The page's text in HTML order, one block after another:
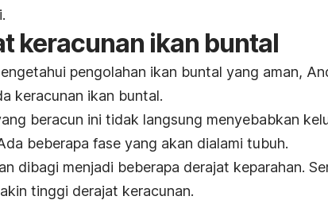
keracunan ikan buntal
pengolahan ikan buntal yang aman,
keracunan ikan buntal.
beracun ini tidak langsung menyebabkan
beberapa fase yang akan dialami tubuh.
dibagi menjadi beberapa derajat keparahan.
tinggi derajat keracunan.